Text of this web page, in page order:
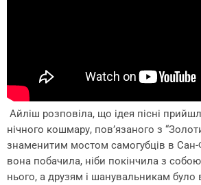
Айліш розповіла, що ідея пісні
нічного кошмару, пов’язаного з
знаменитим мостом самогубців в Сан-
вона побачила, ніби покінчила з
нього, а друзям і шанувальникам було